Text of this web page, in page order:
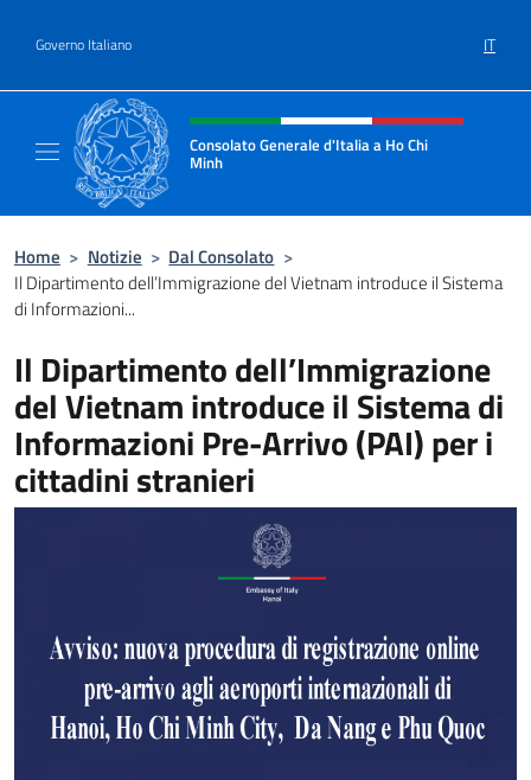
Governo Italiano IT
Intestazione sito, social e menù
Consolato Generale d'Italia a Ho Chi
Minh
Home > Notizie > Dal Consolato >
Il Dipartimento dell’Immigrazione del Vietnam introduce il Sistema
di Informazioni...
Il Dipartimento dell’Immigrazione
del Vietnam introduce il Sistema di
Informazioni Pre-Arrivo (PAI) per i
cittadini stranieri